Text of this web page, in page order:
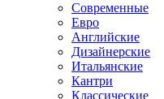
Современные
Евро
Английские
Дизайнерские
Итальянские
Кантри
Классические